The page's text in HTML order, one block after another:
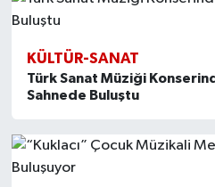
KÜLTÜR-SANAT
Türk Sanat Müziği
Sahnede Buluştu